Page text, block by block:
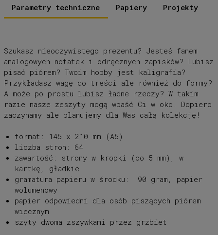
Parametry techniczne Papiery Projekty
Szukasz nieoczywistego prezentu? Jesteś fanem
analogowych notatek i odręcznych zapisków? Lubisz
pisać piórem? Twoim hobby jest kaligrafia?
Przykładasz wagę do treści ale również do formy?
A może po prostu lubisz ładne rzeczy? W takim
razie nasze zeszyty mogą wpaść Ci w oko. Dopiero
zaczynamy ale planujemy dla Was całą kolekcję!
format: 145 x 210 mm (A5)
liczba stron: 64
zawartość: strony w kropki (co 5 mm), w
kartkę, gładkie
gramatura papieru w środku: 90 gram, papier
wolumenowy
papier odpowiedni dla osób piszących piórem
wiecznym
szyty dwoma zszywkami przez grzbiet